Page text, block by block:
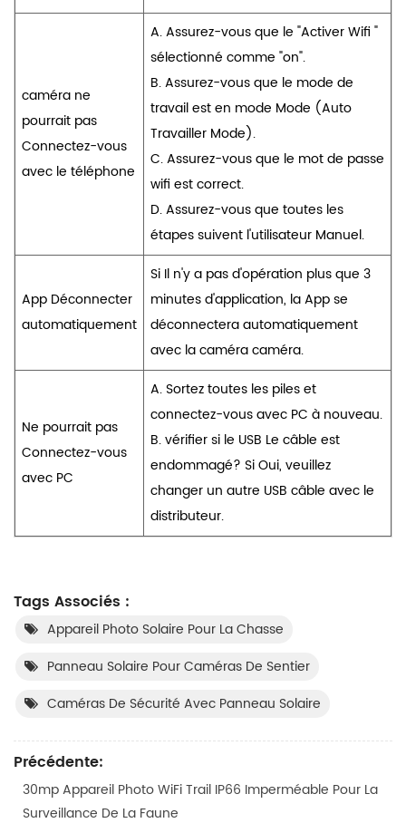
caméra ne
pourrait pas
Connectez-vous
avec le téléphone
A. Assurez-vous que le "Activer Wifi "
sélectionné comme "on".
B. Assurez-vous que le mode de
travail est en mode Mode (Auto
Travailler Mode).
C. Assurez-vous que le mot de passe
wifi est correct.
D. Assurez-vous que toutes les
étapes suivent l'utilisateur Manuel.
App Déconnecter
automatiquement
Si Il n'y a pas d'opération plus que 3
minutes d'application, la App se
déconnectera automatiquement
avec la caméra caméra.
Ne pourrait pas
Connectez-vous
avec PC
A. Sortez toutes les piles et
connectez-vous avec PC à nouveau.
B. vérifier si le USB Le câble est
endommagé? Si Oui, veuillez
changer un autre USB câble avec le
distributeur.
Tags Associés :
Appareil Photo Solaire Pour La Chasse
Panneau Solaire Pour Caméras De Sentier
Caméras De Sécurité Avec Panneau Solaire
Précédente:
30mp Appareil Photo WiFi Trail IP66 Imperméable Pour La
Surveillance De La Faune